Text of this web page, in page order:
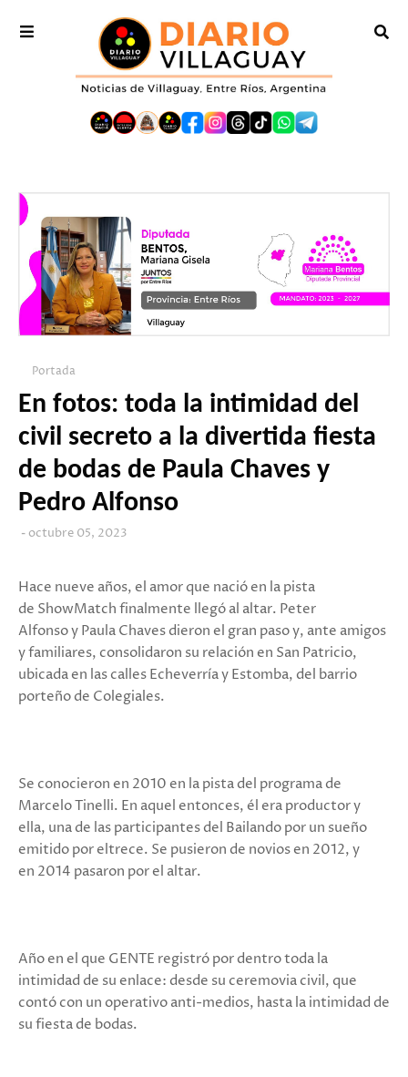
Portada
En fotos: toda la intimidad del
civil secreto a la divertida fiesta
de bodas de Paula Chaves y
Pedro Alfonso
octubre 05, 2023
Hace nueve años, el amor que nació en la pista
de ShowMatch finalmente llegó al altar. Peter
Alfonso y Paula Chaves dieron el gran paso y, ante amigos
y familiares, consolidaron su relación en San Patricio,
ubicada en las calles Echeverría y Estomba, del barrio
porteño de Colegiales.
Se conocieron en 2010 en la pista del programa de
Marcelo Tinelli. En aquel entonces, él era productor y
ella, una de las participantes del Bailando por un sueño
emitido por eltrece. Se pusieron de novios en 2012, y
en 2014 pasaron por el altar.
Año en el que GENTE registró por dentro toda la
intimidad de su enlace: desde su ceremovia civil, que
contó con un operativo anti-medios, hasta la intimidad de
su fiesta de bodas.